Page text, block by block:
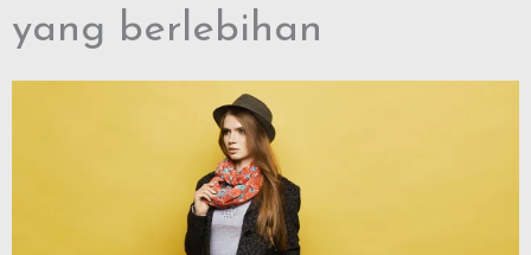
yang berlebihan